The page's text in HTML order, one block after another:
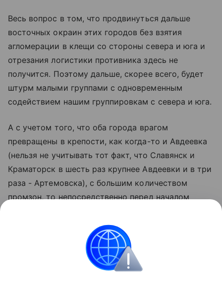
Весь вопрос в том, что продвинуться дальше
восточных окраин этих городов без взятия
агломерации в клещи со стороны севера и юга и
отрезания логистики противника здесь не
получится. Поэтому дальше, скорее всего, будет
штурм малыми группами с одновременным
содействием нашим группировкам с севера и юга.
А с учетом того, что оба города врагом
превращены в крепости, как когда-то и Авдеевка
(нельзя не учитывать тот факт, что Славянск и
Краматорск в шесть раз крупнее Авдеевки и в три
раза - Артемовска), с большим количеством
промзон, то непосредственно перед началом
артиллерия будут поддерживать наземные
Подготовил Андрей Полынский